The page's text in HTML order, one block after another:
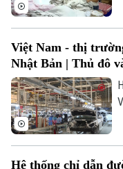
Theo dõi Hà Nội On
Việt Nam - thị
Nhật Bản | Thủ đô
Hệ thống chỉ dẫn